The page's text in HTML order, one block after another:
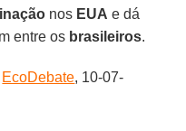
nos EUA e dá
entre os brasileiros.
EcoDebate, 10-07-